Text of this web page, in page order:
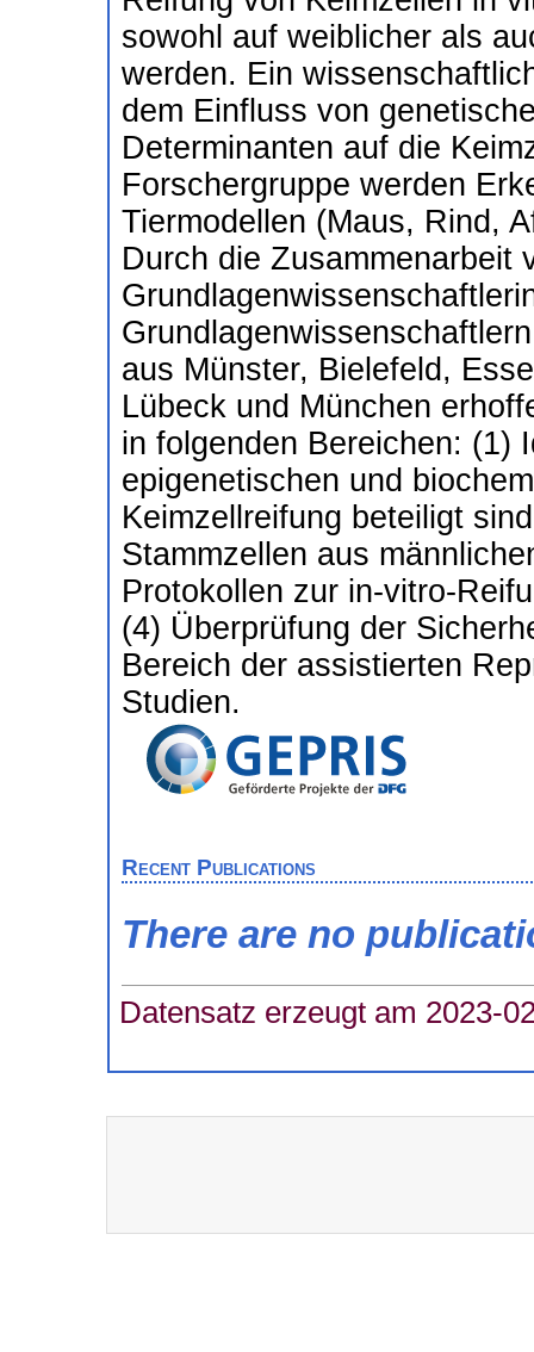
sowohl auf weiblicher als
werden. Ein
dem Einfluss von
Determinanten auf die
Forschergruppe werden
Tiermodellen (Maus, Rind,
Durch die Zusammenarbeit
aus Münster, Bielefeld,
Lübeck und München
in folgenden Bereichen: (1)
epigenetischen und
Keimzellreifung beteiligt
Stammzellen aus
Protokollen zur in-vitro-
(4) Überprüfung der
Bereich der assistierten
Studien.
Recent Publications
There are no
Datensatz erzeugt am 2023-